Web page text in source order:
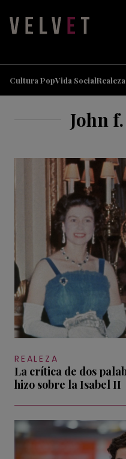
Cultura PopVida SocialRealeza
John
REALEZA
La crítica de dos
hizo sobre la Isabel II